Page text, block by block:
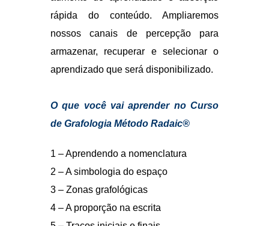
2 – A simbologia do espaço
3 – Zonas grafológicas
4 – A proporção na escrita
5 – Traços iniciais e finais
em branco e a suas margens
7 – Distribuição do espaço entre
8 – Qual a forma de sua letra ?
9 – Qual o tamanho de sua escrita ?
10 – Qual significado da inclinação ?
11 – E para que direção você está indo